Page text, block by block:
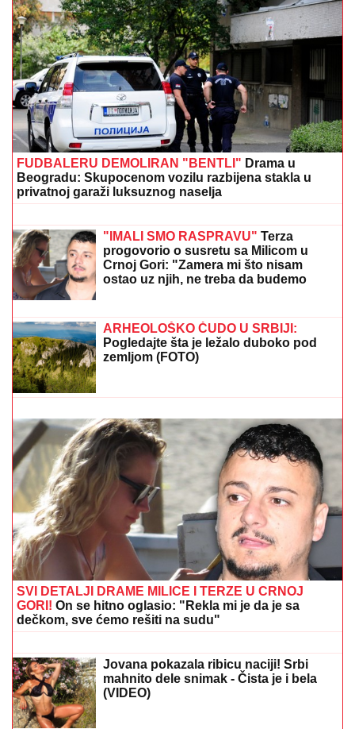
NOVAK ĐOKOVIĆ ČEKAO U REDU DA KUPI
SLADOLED
Prodavačica iz Crne Gore otkrila
nepoznat detalj o našem teniseru, evo kako se
ponaša na letovanju
SRPSKOM REPREZENTATIVCU
DEMOLIRAN AUTOSaša Lukić bio u
inostranstvu kada su mu polupana
"MA NEK ME UBIJU, UHVATILA ME
NEKA SVEJEDNOĆA"Isplivala
prepiska Zvicerovih prljavih
FUDBALERU DEMOLIRAN "BENTLI"Drama u
Beogradu: Skupocenom vozilu razbijena stakla u
privatnoj garaži luksuznog naselja
OGLASILA SE TANJA SAVIĆ NAKON
ŠTO JE BRŽE-BOLJE PREKINULA
KONCERT "Meni to mnogo znači", čim
je shvatila da situacija IZMIČE
KONTROLI morala da reaguje
"IMALI SMO RASPRAVU"
Crnoj Gori: "Zamera mi što nisam
ostao uz njih, ne treba da budemo
Kulići" (VIDEO)